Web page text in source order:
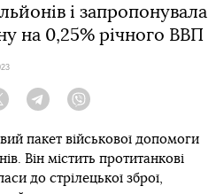
і запропонувала
на 0,25% річного ВВП
Twitter Telegram
пакет військової допомоги
Він містить протитанкові
до стрілецької зброї,